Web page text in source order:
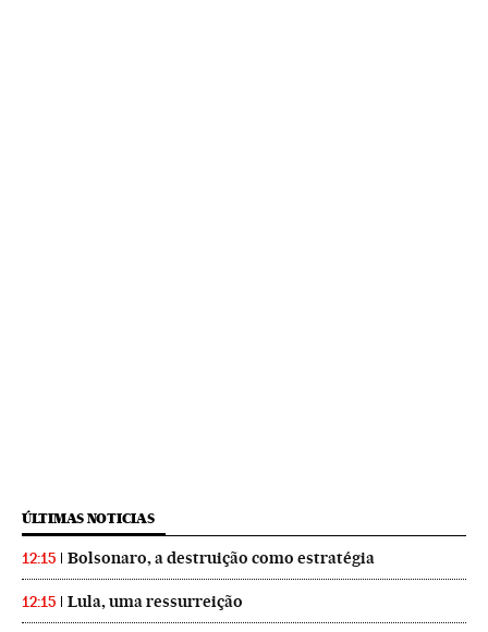
ÚLTIMAS NOTICIAS
12:15 Bolsonaro, a destruição como estratégia
12:15 Lula, uma ressurreição